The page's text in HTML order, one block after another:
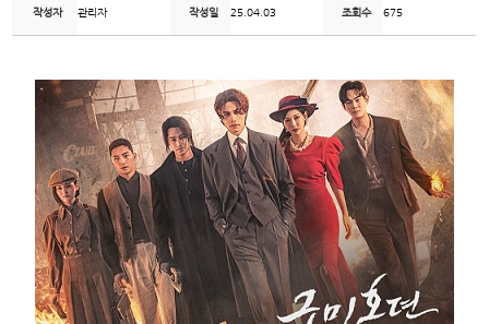
작성자 관리자 작성일 25.04.03 조회수 675